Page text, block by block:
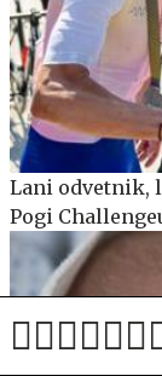
Lani odvetnik,
Pogi